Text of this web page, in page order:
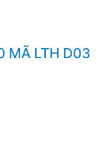
MÃ LTH D03